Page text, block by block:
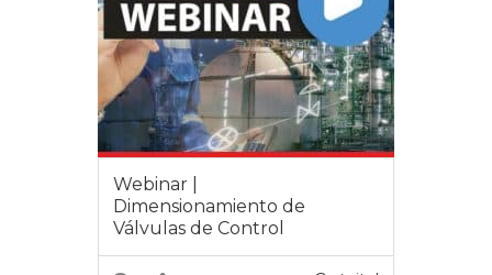
Webinar |
Dimensionamiento de
Válvulas de Control